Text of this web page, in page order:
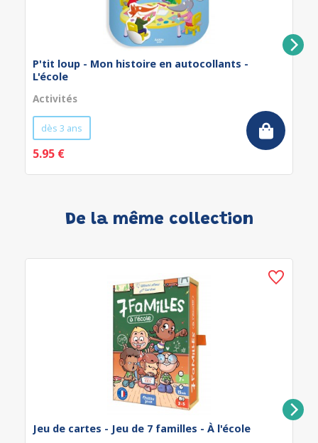
P'tit loup - Mon histoire en autocollants -
L'école
Activités
dès 3 ans
5.95 €
De la même collection
Jeu de cartes - Jeu de 7 familles - À l'école